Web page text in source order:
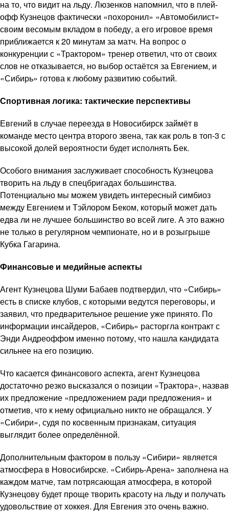
на то, что видит на льду. Люзенков напомнил, что в плей-
офф Кузнецов фактически «похоронил» «Автомобилист»
своим весомым вкладом в победу, а его игровое время
приближается к 20 минутам за матч. На вопрос о
конкуренции с «Трактором» тренер ответил, что от своих
слов не отказывается, но выбор остаётся за Евгением, и
«Сибирь» готова к любому развитию событий.
Спортивная логика: тактические перспективы
Евгений в случае переезда в Новосибирск займёт в
команде место центра второго звена, так как роль в топ-3 с
высокой долей вероятности будет исполнять Бек.
Особого внимания заслуживает способность Кузнецова
творить на льду в спецбригадах большинства.
Потенциально мы можем увидеть интересный симбиоз
между Евгением и Тэйлором Беком, который может дать
едва ли не лучшее большинство во всей лиге. А это важно
не только в регулярном чемпионате, но и в розыгрыше
Кубка Гагарина.
Финансовые и медийные аспекты
Агент Кузнецова Шуми Бабаев подтвердил, что «Сибирь»
есть в списке клубов, с которыми ведутся переговоры, и
заявил, что предварительное решение уже принято. По
информации инсайдеров, «Сибирь» расторгла контракт с
Энди Андреоффом именно потому, что нашла кандидата
сильнее на его позицию.
Что касается финансового аспекта, агент Кузнецова
достаточно резко высказался о позиции «Трактора», назвав
их предложение «предложением ради предложения» и
отметив, что к нему официально никто не обращался. У
«Сибири», судя по косвенным признакам, ситуация
выглядит более определённой.
Дополнительным фактором в пользу «Сибири» является
атмосфера в Новосибирске. «Сибирь-Арена» заполнена на
каждом матче, там потрясающая атмосфера, в которой
Кузнецову будет проще творить красоту на льду и получать
удовольствие от хоккея. Для Евгения это очень важно.